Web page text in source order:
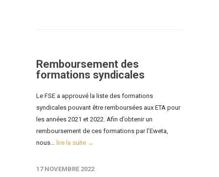
Remboursement des
formations syndicales
Le FSE a approuvé la liste des formations
syndicales pouvant être remboursées aux ETA pour
les années 2021 et 2022. Afin d’obtenir un
remboursement de ces formations par l’Eweta,
nous... lire la suite →
17 NOVEMBRE 2022